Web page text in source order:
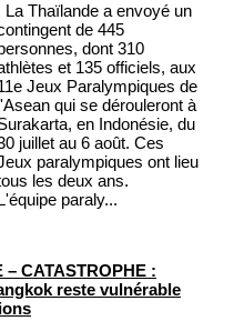
La Thaïlande a envoyé un
de 445
dont 310
et 135 officiels, aux
Jeux Paralympiques de
qui se dérouleront à
en Indonésie, du
juillet au 6 août. Ces
paralympiques ont lieu
les deux ans.
paraly...
– CATASTROPHE :
reste vulnérable